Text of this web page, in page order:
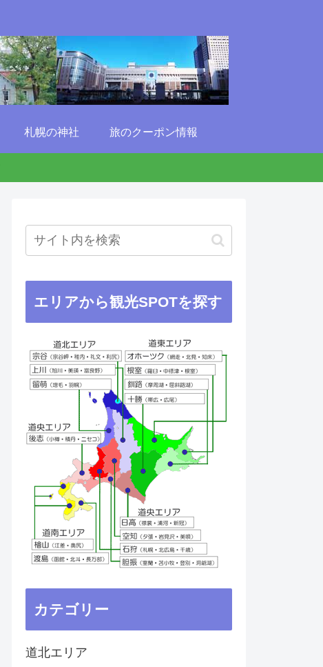
札幌の神社 旅のクーポン情報
エリアから観光SPOTを探す
カテゴリー
道北エリア